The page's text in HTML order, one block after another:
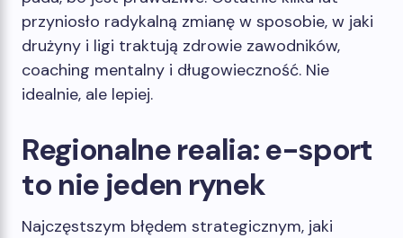
przyniosło radykalną zmianę w sposobie, w jaki
drużyny i ligi traktują zdrowie zawodników,
coaching mentalny i długowieczność. Nie
idealnie, ale lepiej.
Regionalne realia: e-sport
to nie jeden rynek
Najczęstszym błędem strategicznym, jaki